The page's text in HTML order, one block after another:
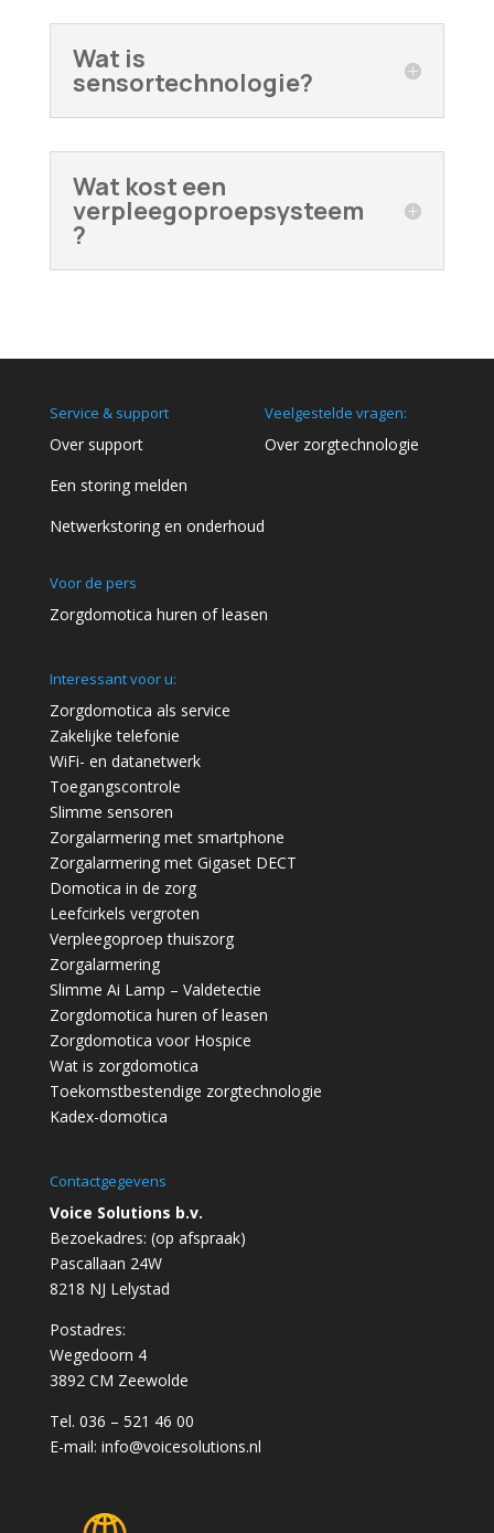
Wat is
sensortechnologie?
Wat kost een
verpleegoproepsysteem
?
Service & support
Over support
Een storing melden
Netwerkstoring en onderhoud
Veelgestelde vragen:
Over zorgtechnologie
Voor de pers
Zorgdomotica huren of leasen
Interessant voor u:
Zorgdomotica als service
Zakelijke telefonie
WiFi- en datanetwerk
Toegangscontrole
Slimme sensoren
Zorgalarmering met smartphone
Zorgalarmering met Gigaset DECT
Domotica in de zorg
Leefcirkels vergroten
Verpleegoproep thuiszorg
Zorgalarmering
Slimme Ai Lamp – Valdetectie
Zorgdomotica huren of leasen
Zorgdomotica voor Hospice
Wat is zorgdomotica
Toekomstbestendige zorgtechnologie
Kadex-domotica
Contactgegevens
Voice Solutions b.v.
Bezoekadres: (op afspraak)
Pascallaan 24W
8218 NJ Lelystad
Postadres:
Wegedoorn 4
3892 CM Zeewolde
Tel. 036 – 521 46 00
E-mail: info@voicesolutions.nl